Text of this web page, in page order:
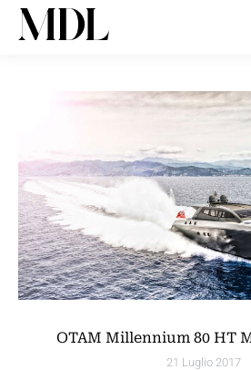
OTAM Millennium 80 HT
21 Luglio 2017